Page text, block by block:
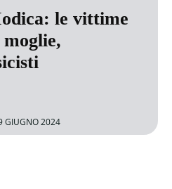
le vittime
GIUGNO 2024